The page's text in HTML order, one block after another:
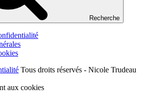
Recherche
Tous droits réservés - Nicole Trudeau
aux cookies